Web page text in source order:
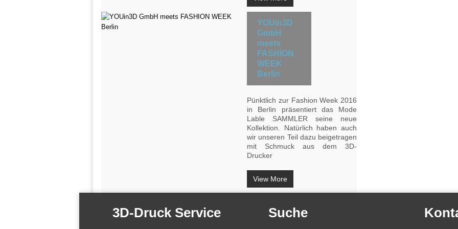
YOUin3D
GmbH
meets
FASHION
WEEK
Berlin
Pünktlich zur Fashion Week 2016
in Berlin präsentiert das Mode
Lable SAMMLER seine neue
Kollektion. Natürlich haben auch
wir unseren Teil dazu beigetragen
mit Schmuck aus dem 3D-
Drucker
View More
3D-Druck Service Suche